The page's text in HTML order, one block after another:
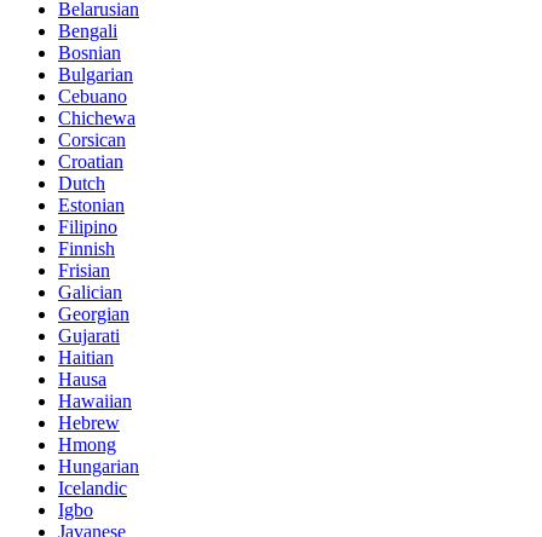
Belarusian
Bengali
Bosnian
Bulgarian
Cebuano
Chichewa
Corsican
Croatian
Dutch
Estonian
Filipino
Finnish
Frisian
Galician
Georgian
Gujarati
Haitian
Hausa
Hawaiian
Hebrew
Hmong
Hungarian
Icelandic
Igbo
Javanese